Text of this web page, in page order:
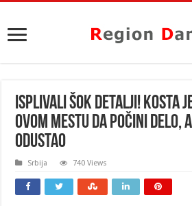
ISPLIVALI ŠOK DETALJI!
OVOM mestu da počini delo,
odustao
Srbija 740 Views